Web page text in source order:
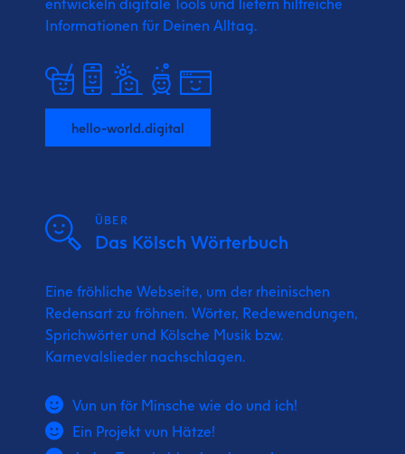
entwickeln digitale Tools und liefern hilfreiche
Informationen für Deinen Alltag.
hello-world.digital
ÜBER
Das Kölsch Wörterbuch
Eine fröhliche Webseite, um der rheinischen
Redensart zu fröhnen. Wörter, Redewendungen,
Sprichwörter und Kölsche Musik bzw.
Karnevalslieder nachschlagen.
Vun un för Minsche wie do und ich!
Ein Projekt vun Hätze!